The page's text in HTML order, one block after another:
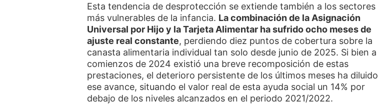
Esta tendencia de desprotección se extiende también a los sectores
más vulnerables de la infancia. La combinación de la Asignación
Universal por Hijo y la Tarjeta Alimentar ha sufrido ocho meses de
ajuste real constante, perdiendo diez puntos de cobertura sobre la
canasta alimentaria individual tan solo desde junio de 2025. Si bien a
comienzos de 2024 existió una breve recomposición de estas
prestaciones, el deterioro persistente de los últimos meses ha diluido
ese avance, situando el valor real de esta ayuda social un 14% por
debajo de los niveles alcanzados en el periodo 2021/2022.